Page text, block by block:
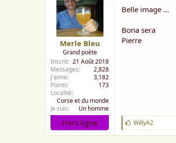
Merle Bleu
Grand poète
Inscrit 21 Août 2018
Messages
2,828
J'aime
3,182
Points
173
Localité
Corse et du monde
Je suis
Un homme
Hors ligne
Belle image ...
Bona sera
Pierre
J
'
a
WillyA2